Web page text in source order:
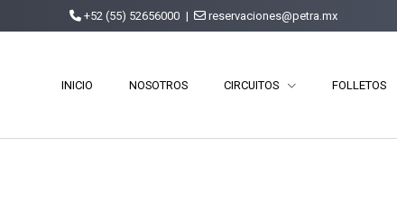
+52 (55) 52656000 | reservaciones@petra.mx
INICIO NOSOTROS CIRCUITOS FOLLETOS